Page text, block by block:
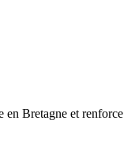
en Bretagne et renforce